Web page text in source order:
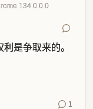
134.0.0.0
利是争取来的。
1